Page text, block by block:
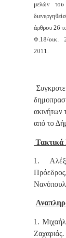
μελών
άρθρου 26
Φ.18/οικ.
2011.
ακινήτων
από το
1.
1.
Ζαχαριάς.